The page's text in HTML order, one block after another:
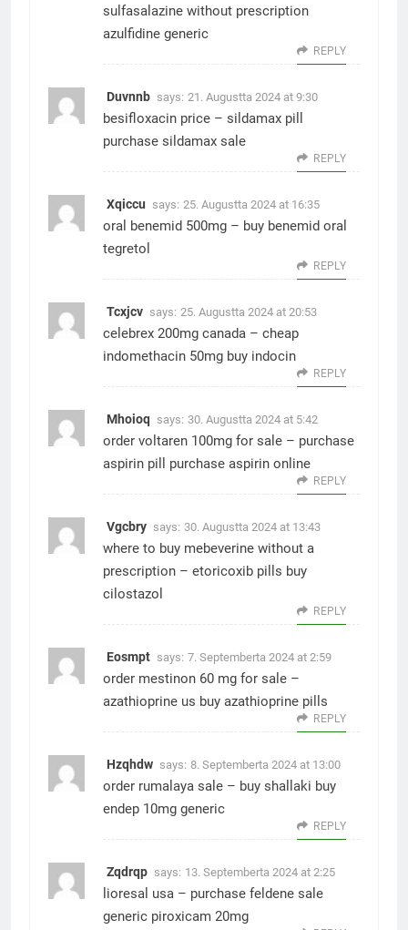
sulfasalazine without prescription
azulfidine generic
REPLY
Duvnnb says: 21. Augustta 2024 at 9:30
besifloxacin price – sildamax pill
purchase sildamax sale
REPLY
Xqiccu says: 25. Augustta 2024 at 16:35
oral benemid 500mg – buy benemid oral
tegretol
REPLY
Tcxjcv says: 25. Augustta 2024 at 20:53
celebrex 200mg canada – cheap
indomethacin 50mg buy indocin
REPLY
Mhoioq says: 30. Augustta 2024 at 5:42
order voltaren 100mg for sale – purchase
aspirin pill
purchase aspirin online
REPLY
Vgcbry says: 30. Augustta 2024 at 13:43
where to buy mebeverine without a
prescription – etoricoxib pills buy
cilostazol
REPLY
Eosmpt says: 7. Septemberta 2024 at 2:59
order mestinon 60 mg for sale –
azathioprine us buy azathioprine pills
REPLY
Hzqhdw says: 8. Septemberta 2024 at 13:00
order rumalaya sale – buy shallaki buy
endep 10mg generic
REPLY
Zqdrqp says: 13. Septemberta 2024 at 2:25
lioresal usa – purchase feldene sale
generic piroxicam 20mg